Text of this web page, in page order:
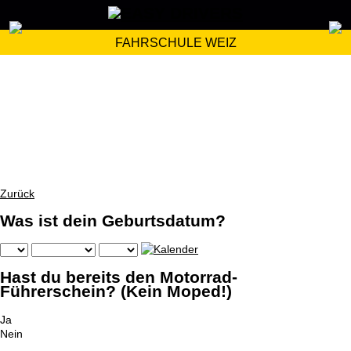
FAHRSCHULE WEIZ
Zurück
Was ist dein Geburtsdatum?
Hast du bereits den Motorrad-
Führerschein? (Kein Moped!)
Ja
Nein